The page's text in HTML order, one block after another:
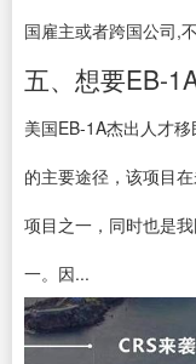
国雇主或者跨国公司,
五、想要EB-
美国EB-1A杰出人才
的主要途径，该项目
项目之一，同时也是
一。因...